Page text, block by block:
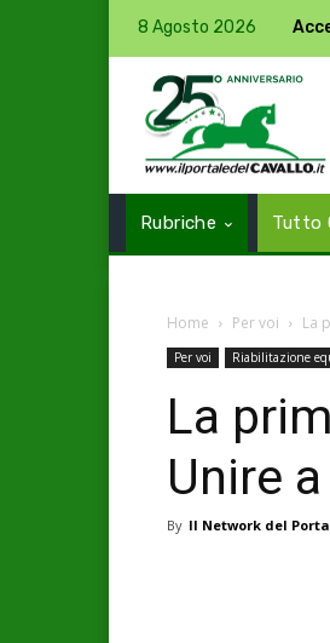
8 Agosto 2026
Rubriche Tutto
Home Per voi La
Per voi Riabilitazione
La
Unire
By Il Network del